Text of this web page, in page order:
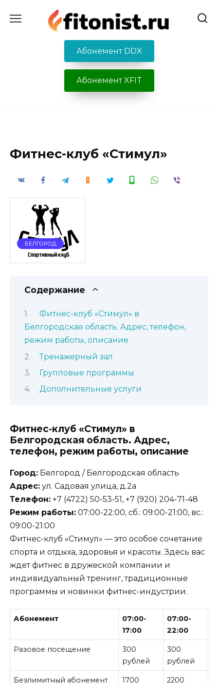
содержанию
Абонемент DDX
Абонемент XFIT
Фитнес-клуб «Стимул»
БЕЛГОРОД
Содержание
Фитнес-клуб «Стимул» в
Белгородская область. Адрес, телефон,
режим работы, описание
Тренажерный зал
Групповые программы
Дополнительные услуги
Фитнес-клуб «Стимул» в
Белгородская область. Адрес,
телефон, режим работы, описание
Город: Белгород / Белгородская область
Адрес: ул. Садовая улица, д.2а
Телефон: +7 (4722) 50-53-51, +7 (920) 204-71-48
Режим работы: 07:00-22:00, сб.: 09:00-21:00, вс.:
09:00-21:00
Фитнес-клуб «Стимул» — это особое сочетание
спорта и отдыха, здоровья и красоты. Здесь вас
ждет фитнес в дружеской компании и
индивидуальный тренинг, традиционные
программы и новинки фитнес-индустрии.
Абонемент
07:00-
17:00
07:00-
22:00
Разовое посещение
300
рублей
300
рублей
Безлимитный абонемент
1700
2200